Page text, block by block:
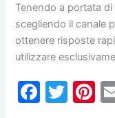
Tenendo a portata
scegliendo il canale
ottenere risposte
utilizzare
F
T
Pi